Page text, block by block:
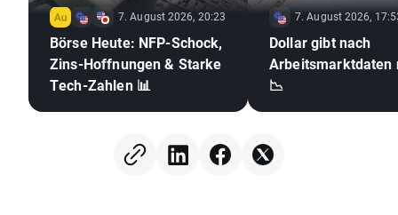
7. August 2026, 20:23
Börse Heute: NFP-Schock,
Zins-Hoffnungen & Starke
Tech-Zahlen 📊
7. August 2026,
Dollar gibt nach
Arbeitsmarktdaten
📉